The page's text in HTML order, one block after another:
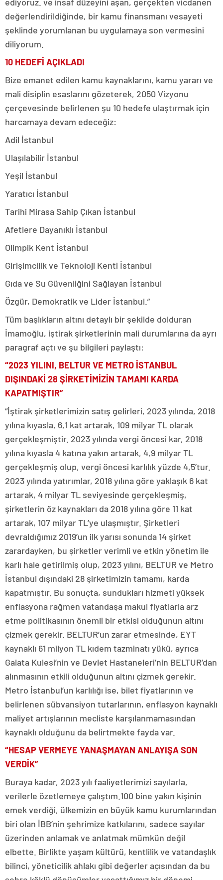
değerlendirildiğinde, bir kamu finansmanı vesayeti
şeklinde yorumlanan bu uygulamaya son vermesini
diliyorum.
10 HEDEFİ AÇIKLADI
Bize emanet edilen kamu kaynaklarını, kamu yararı ve
mali disiplin esaslarını gözeterek, 2050 Vizyonu
çerçevesinde belirlenen şu 10 hedefe ulaştırmak için
harcamaya devam edeceğiz:
Adil İstanbul
Ulaşılabilir İstanbul
Yeşil İstanbul
Yaratıcı İstanbul
Tarihi Mirasa Sahip Çıkan İstanbul
Afetlere Dayanıklı İstanbul
Olimpik Kent İstanbul
Girişimcilik ve Teknoloji Kenti İstanbul
Gıda ve Su Güvenliğini Sağlayan İstanbul
Özgür, Demokratik ve Lider İstanbul.”
Tüm başlıkların altını detaylı bir şekilde dolduran
İmamoğlu, iştirak şirketlerinin mali durumlarına da ayrı
paragraf açtı ve şu bilgileri paylaştı:
“2023 YILINI, BELTUR VE METRO İSTANBUL
DIŞINDAKİ 28 ŞİRKETİMİZİN TAMAMI KARDA
KAPATMIŞTIR”
“İştirak şirketlerimizin satış gelirleri, 2023 yılında, 2018
yılına kıyasla, 6,1 kat artarak, 109 milyar TL olarak
gerçekleşmiştir. 2023 yılında vergi öncesi kar, 2018
yılına kıyasla 4 katına yakın artarak, 4,9 milyar TL
gerçekleşmiş olup, vergi öncesi karlılık yüzde 4,5’tur.
2023 yılında yatırımlar, 2018 yılına göre yaklaşık 6 kat
artarak, 4 milyar TL seviyesinde gerçekleşmiş,
şirketlerin öz kaynakları da 2018 yılına göre 11 kat
artarak, 107 milyar TL’ye ulaşmıştır. Şirketleri
devraldığımız 2019’un ilk yarısı sonunda 14 şirket
zarardayken, bu şirketler verimli ve etkin yönetim ile
karlı hale getirilmiş olup, 2023 yılını, BELTUR ve Metro
İstanbul dışındaki 28 şirketimizin tamamı, karda
kapatmıştır. Bu sonuçta, sundukları hizmeti yüksek
enflasyona rağmen vatandaşa makul fiyatlarla arz
etme politikasının önemli bir etkisi olduğunun altını
çizmek gerekir. BELTUR’un zarar etmesinde, EYT
kaynaklı 61 milyon TL kıdem tazminatı yükü, ayrıca
Galata Kulesi’nin ve Devlet Hastaneleri’nin BELTUR’dan
alınmasının etkili olduğunun altını çizmek gerekir.
Metro İstanbul’un karlılığı ise, bilet fiyatlarının ve
belirlenen sübvansiyon tutarlarının, enflasyon kaynaklı
maliyet artışlarının mecliste karşılanmamasından
kaynaklı olduğunu da belirtmekte fayda var.
“HESAP VERMEYE YANAŞMAYAN ANLAYIŞA SON
VERDİK”
Buraya kadar, 2023 yılı faaliyetlerimizi sayılarla,
verilerle özetlemeye çalıştım.100 bine yakın kişinin
emek verdiği, ülkemizin en büyük kamu kurumlarından
biri olan İBB’nin şehrimize katkılarını, sadece sayılar
üzerinden anlamak ve anlatmak mümkün değil
elbette. Birlikte yaşam kültürü, kentlilik ve vatandaşlık
bilinci, yöneticilik ahlakı gibi değerler açısından da bu